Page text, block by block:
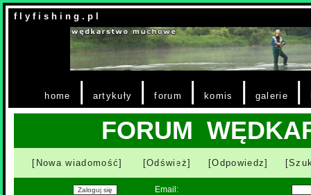
f l y f i s h i n g . p l
home | artykuły |forum | komis | galerie |
FORUM
[Nowa wiadomość] [Odśwież] [Odpowiedz]
Email: